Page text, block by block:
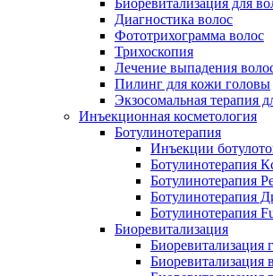
Биоревитализация для
Диагностика волос
Фототрихограмма волос
Трихоскопия
Лечение выпадения
Пилинг для кожи головы
Экзосомальная терапия
Инъекционная косметология
Ботулинотерапия
Инъекции
Ботулинотерапия
Ботулинотерапия
Ботулинотерапия
Ботулинотерапия
Биоревитализация
Биоревитализация
Биоревитализация